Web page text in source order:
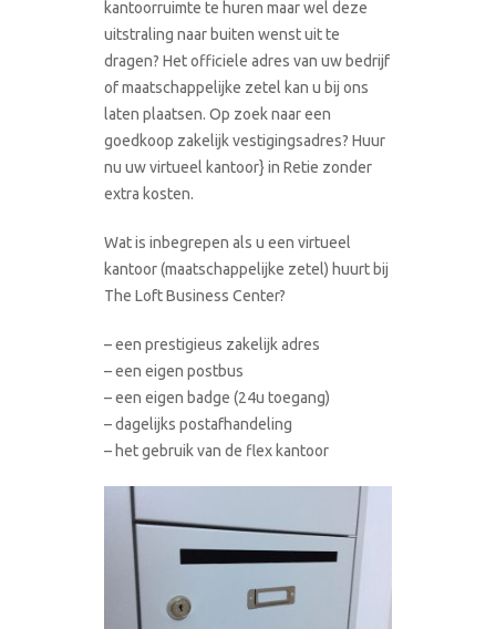
kantoorruimte te huren maar wel deze
uitstraling naar buiten wenst uit te
dragen? Het officiele adres van uw bedrijf
of maatschappelijke zetel kan u bij ons
laten plaatsen. Op zoek naar een
goedkoop zakelijk vestigingsadres? Huur
nu uw virtueel kantoor} in Retie zonder
extra kosten.
Wat is inbegrepen als u een virtueel
kantoor (maatschappelijke zetel) huurt bij
The Loft Business Center?
– een prestigieus zakelijk adres
– een eigen postbus
– een eigen badge (24u toegang)
– dagelijks postafhandeling
– het gebruik van de flex kantoor